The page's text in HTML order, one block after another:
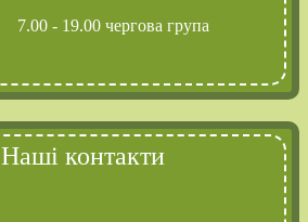
7.00 - 19.00 чергова група
Наші контакти